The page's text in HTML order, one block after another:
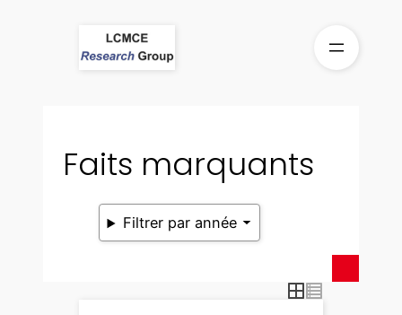
Faits marquants
Filtrer par année